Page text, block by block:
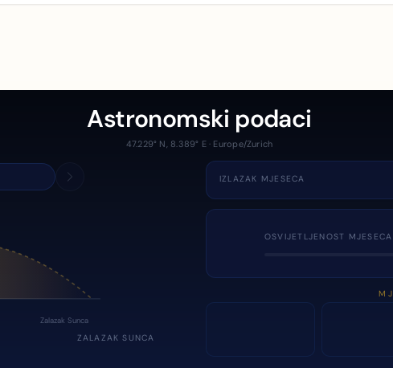
Astronomski podaci
47.229° N, 8.389° E · Europe/Zurich
Zalazak Sunca
ZALAZAK SUNCA
IZLAZAK MJESECA
OSVIJETLJENOST MJESECA